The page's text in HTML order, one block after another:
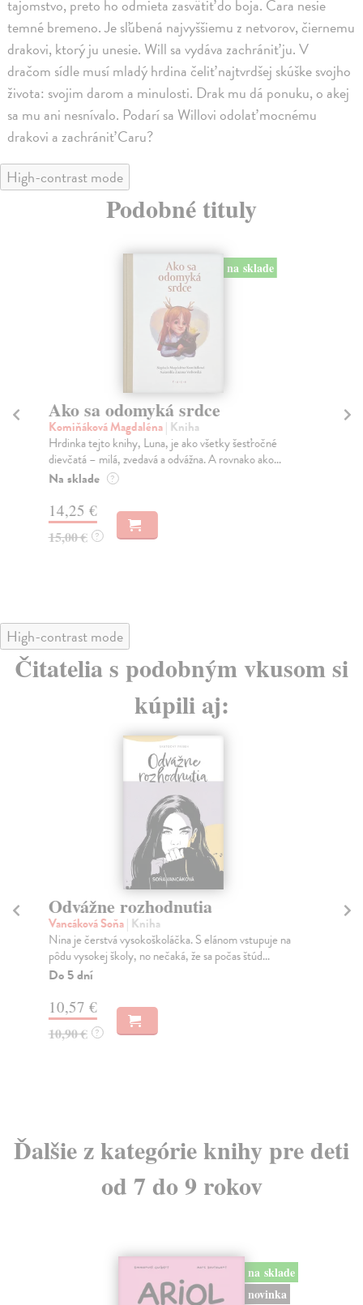
tajomstvo, preto ho odmieta zasvätiť do boja. Cara nesie
temné bremeno. Je sľúbená najvyššiemu z netvorov, čiernemu
drakovi, ktorý ju unesie. Will sa vydáva zachrániť ju. V
dračom sídle musí mladý hrdina čeliť najtvrdšej skúške svojho
života: svojim darom a minulosti. Drak mu dá ponuku, o akej
sa mu ani nesnívalo. Podarí sa Willovi odolať mocnému
drakovi a zachrániť Caru?
High-contrast mode
Podobné tituly
na sklade
Ako sa odomyká srdce
Komiňáková Magdaléna| Kniha
Hrdinka tejto knihy, Luna, je ako všetky šesťročné
dievčatá – milá, zvedavá a odvážna. A rovnako ako...
Na sklade ?
14,25 €
15,00 € ?
High-contrast mode
Čitatelia s podobným vkusom si
kúpili aj:
Odvážne rozhodnutia
Vancáková Soňa| Kniha
Nina je čerstvá vysokoškoláčka. S elánom vstupuje na
pôdu vysokej školy, no nečaká, že sa počas štúd...
Do 5 dní
10,57 €
10,90 € ?
Ďalšie z kategórie knihy pre deti
od 7 do 9 rokov
na sklade
novinka